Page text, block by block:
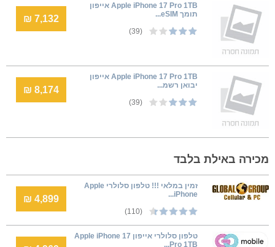
Apple iPhone 17 Pro 1TB אייפון
תומך eSIM...
(39)
7,132 ₪
Apple iPhone 17 Pro 1TB אייפון
יבואן רשמ...
(39)
8,174 ₪
מכירה באילת בלבד
זמין במלאי !!! טלפון סלולרי Apple
iPhone...
(110)
4,899 ₪
טלפון סלולרי אייפון Apple iPhone 17
Pro 1TB...